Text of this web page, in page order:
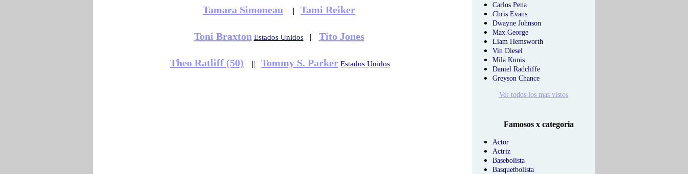
Tamara Simoneau || Tami Reiker
Toni Braxton Estados Unidos|| Tito Jones
Theo Ratliff (50) || Tommy S. Parker Estados Unidos
Carlos Pena
Chris Evans
Dwayne Johnson
Max George
Liam Hemsworth
Vin Diesel
Mila Kunis
Daniel Radcliffe
Greyson Chance
Ver todos los mas vistos
Famosos x categoria
Actor
Actriz
Basebolista
Basquetbolista